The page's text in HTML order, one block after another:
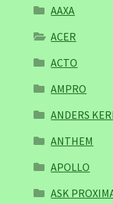
AAXA
ACER
ACTO
AMPRO
ANDERS
ANTHEM
APOLLO
ASK